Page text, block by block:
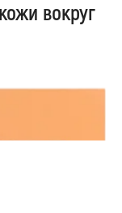
вокруг